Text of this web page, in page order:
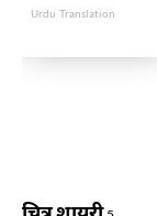
Urdu Translation